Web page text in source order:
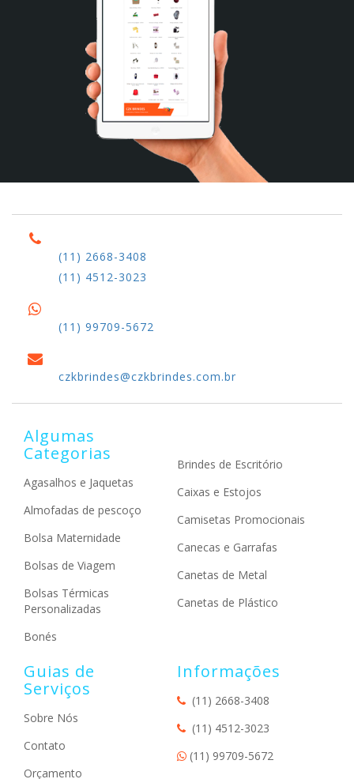
(11) 2668-3408
(11) 4512-3023
(11) 99709-5672
czkbrindes@czkbrindes.com.br
Algumas
Categorias
Agasalhos e Jaquetas
Almofadas de pescoço
Bolsa Maternidade
Bolsas de Viagem
Bolsas Térmicas
Personalizadas
Bonés
Brindes de Escritório
Caixas e Estojos
Camisetas Promocionais
Canecas e Garrafas
Canetas de Metal
Canetas de Plástico
Guias de
Serviços
Sobre Nós
Contato
Orçamento
Informações
(11) 2668-3408
(11) 4512-3023
(11) 99709-5672